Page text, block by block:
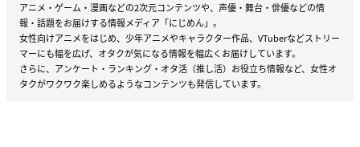
アニメ・ゲーム・漫画などの2次元コンテンツや、声優・舞台・俳優などの情
報・話題をお届けする情報メディア「にじめん」。
女性向けアニメをはじめ、少年アニメやキャラクター作品、VTuberなどストリー
マーにも幅を広げ、オタクが気になる情報を幅広くお届けしています。
さらに、アンケート・ランキング・オタ活（推し活）お役立ち情報など、女性オ
タクがワクワク楽しめるようなコンテンツも発信しています。